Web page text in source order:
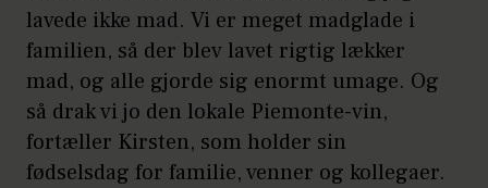
lavede ikke mad. Vi er meget madglade i
familien, så der blev lavet rigtig lækker
mad, og alle gjorde sig enormt umage. Og
så drak vi jo den lokale Piemonte-vin,
fortæller Kirsten, som holder sin
fødselsdag for familie, venner og kollegaer.